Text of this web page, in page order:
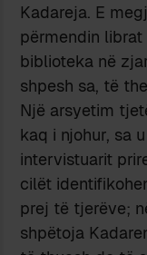
Kadareja. E
përmendin
biblioteka në
shpesh sa, të
Një arsyetim
kaq i njohur, sa
intervistuarit
cilët
prej të tjerëve;
shpëtoja